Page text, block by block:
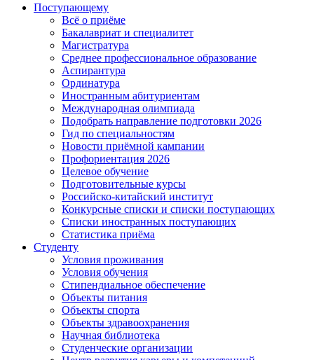
Поступающему
Всё о приёме
Бакалавриат и специалитет
Магистратура
Среднее профессиональное образование
Аспирантура
Ординатура
Иностранным абитуриентам
Международная олимпиада
Подобрать направление подготовки 2026
Гид по специальностям
Новости приёмной кампании
Профориентация 2026
Целевое обучение
Подготовительные курсы
Российско-китайский институт
Конкурсные списки и списки поступающих
Списки иностранных поступающих
Статистика приёма
Студенту
Условия проживания
Условия обучения
Стипендиальное обеспечение
Объекты питания
Объекты спорта
Объекты здравоохранения
Научная библиотека
Студенческие организации